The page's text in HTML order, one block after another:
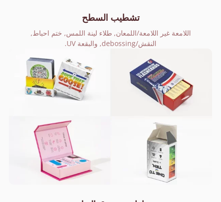
تشطيب السطح
اللامعة غير اللامعة/اللمعان, طلاء لينة اللمس, ختم احباط,
النقش/debossing, والبقعة UV.